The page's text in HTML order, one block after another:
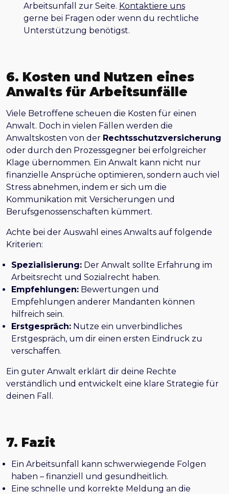
Arbeitsunfall zur Seite. Kontaktiere uns
gerne bei Fragen oder wenn du rechtliche
Unterstützung benötigst.
6. Kosten und Nutzen eines
Anwalts für Arbeitsunfälle
Viele Betroffene scheuen die Kosten für einen
Anwalt. Doch in vielen Fällen werden die
Anwaltskosten von der Rechtsschutzversicherung
oder durch den Prozessgegner bei erfolgreicher
Klage übernommen. Ein Anwalt kann nicht nur
finanzielle Ansprüche optimieren, sondern auch viel
Stress abnehmen, indem er sich um die
Kommunikation mit Versicherungen und
Berufsgenossenschaften kümmert.
Achte bei der Auswahl eines Anwalts auf folgende
Kriterien:
Spezialisierung: Der Anwalt sollte Erfahrung im
Arbeitsrecht und Sozialrecht haben.
Empfehlungen: Bewertungen und
Empfehlungen anderer Mandanten können
hilfreich sein.
Erstgespräch: Nutze ein unverbindliches
Erstgespräch, um dir einen ersten Eindruck zu
verschaffen.
Ein guter Anwalt erklärt dir deine Rechte
verständlich und entwickelt eine klare Strategie für
deinen Fall.
7. Fazit
Ein Arbeitsunfall kann schwerwiegende Folgen
haben – finanziell und gesundheitlich.
Eine schnelle und korrekte Meldung an die